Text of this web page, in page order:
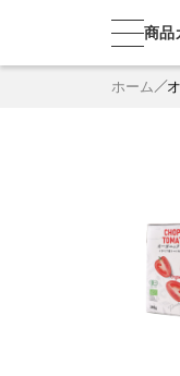
商品
ホーム